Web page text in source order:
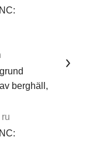
berghäll,